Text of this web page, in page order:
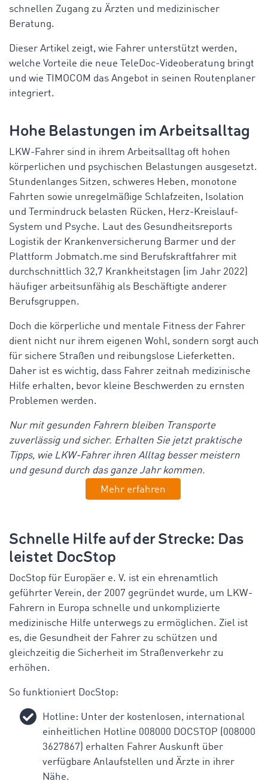
schnellen Zugang zu Ärzten und medizinischer
Beratung.
Dieser Artikel zeigt, wie Fahrer unterstützt werden,
welche Vorteile die neue
TeleDoc-Videoberatung bringt
und wie TIMOCOM das Angebot in seinen Routenplaner
integriert.
Hohe Belastungen im Arbeitsalltag
LKW-Fahrer sind in ihrem Arbeitsalltag oft hohen
körperlichen und psychischen Belastungen ausgesetzt.
Stundenlanges Sitzen, schweres Heben, monotone
Fahrten sowie unregelmäßige Schlafzeiten, Isolation
und Termindruck belasten Rücken, Herz-Kreislauf-
System und Psyche. Laut des Gesundheitsreports
Logistik der Krankenversicherung Barmer und der
Plattform Jobmatch.me sind Berufskraftfahrer mit
durchschnittlich 32,7 Krankheitstagen (im Jahr 2022)
häufiger arbeitsunfähig als Beschäftigte anderer
Berufsgruppen.
Doch die körperliche und mentale Fitness der Fahrer
dient nicht nur ihrem eigenen Wohl, sondern sorgt auch
für sichere Straßen und reibungslose Lieferketten.
Daher ist es wichtig, dass Fahrer zeitnah medizinische
Hilfe erhalten, bevor kleine Beschwerden zu ernsten
Problemen werden.
Nur mit gesunden Fahrern bleiben Transporte
zuverlässig und sicher. Erhalten Sie jetzt praktische
Tipps, wie LKW-Fahrer ihren Alltag besser meistern
und gesund durch das ganze Jahr kommen.
Mehr erfahren
Schnelle Hilfe auf der Strecke: Das
leistet DocStop
DocStop für Europäer e. V. ist ein ehrenamtlich
geführter Verein, der 2007 gegründet wurde, um LKW-
Fahrern in Europa schnelle und unkomplizierte
medizinische Hilfe unterwegs zu ermöglichen. Ziel ist
es, die Gesundheit der Fahrer zu schützen und
gleichzeitig die Sicherheit im Straßenverkehr zu
erhöhen.
So funktioniert DocStop:
Hotline: Unter der kostenlosen, international
einheitlichen Hotline 008000 DOCSTOP (008000
3627867) erhalten Fahrer Auskunft über
verfügbare Anlaufstellen und Ärzte in ihrer
Nähe.